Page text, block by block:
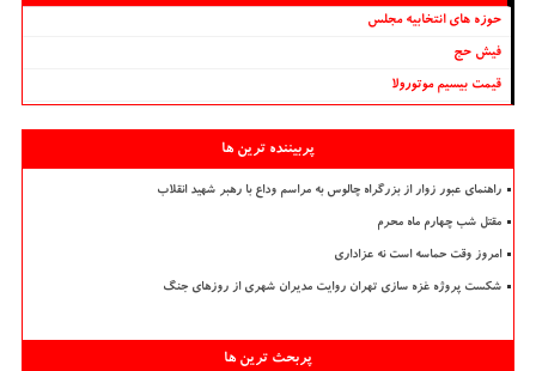
حوزه های انتخابیه مجلس
فیش حج
قیمت بیسیم موتورولا
پربیننده ترین ها
راهنمای عبور زوار از بزرگراه چالوس به مراسم وداع با رهبر شهید انقلاب
مقتل شب چهارم ماه محرم
امروز وقت حماسه است نه عزاداری
شکست پروژه غزه سازی تهران روایت مدیران شهری از روزهای جنگ
پربحث ترین ها